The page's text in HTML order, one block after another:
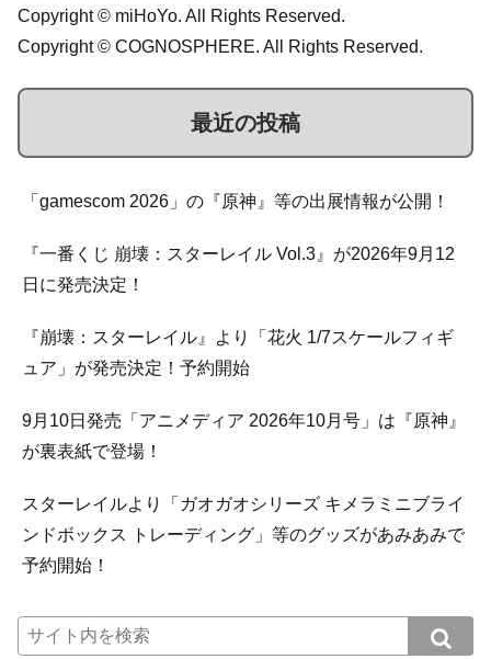
Copyright © miHoYo. All Rights Reserved.
Copyright © COGNOSPHERE. All Rights Reserved.
最近の投稿
「gamescom 2026」の『原神』等の出展情報が公開！
『一番くじ 崩壊：スターレイル Vol.3』が2026年9月12
日に発売決定！
『崩壊：スターレイル』より「花火 1/7スケールフィギ
ュア」が発売決定！予約開始
9月10日発売「アニメディア 2026年10月号」は『原神』
が裏表紙で登場！
スターレイルより「ガオガオシリーズ キメラミニブライ
ンドボックス トレーディング」等のグッズがあみあみで
予約開始！